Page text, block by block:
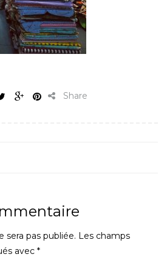
Share
sera pas publiée. Les champs
avec *